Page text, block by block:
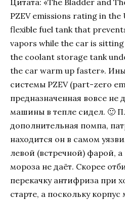
Цитата: «The Bladder and
PZEV emissions rating in the
flexible fuel tank that
vapors while the car is
the coolant storage tank
the car warm up faster».
системы PZEV (part-zero
предназначенная вовсе не
машины в тепле сидел. 🙂
дополнительная помпа,
находится он в самом
левой (встречной) фарой,
мороза не даёт. Скорее
перекачку антифриза при
старте, а поскольку